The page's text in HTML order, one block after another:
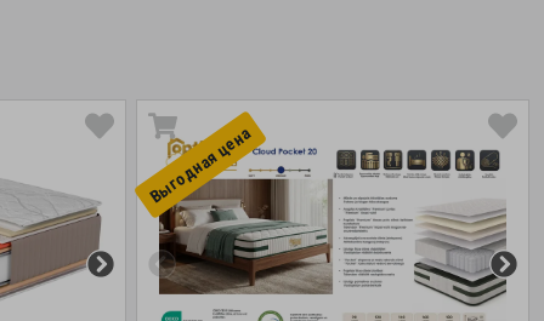
Выгоднaя цена